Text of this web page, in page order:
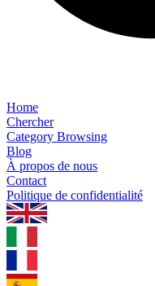
Home
Chercher
Category Browsing
Blog
À propos de nous
Contact
Politique de confidentialité